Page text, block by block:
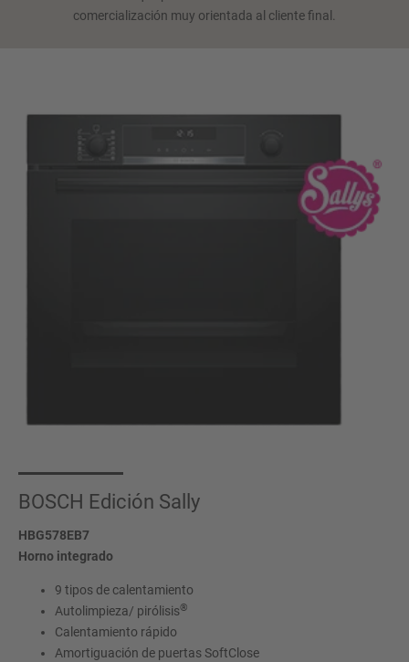
comercialización muy orientada al cliente final.
BOSCH Edición Sally
HBG578EB7
Horno integrado
9 tipos de calentamiento
Autolimpieza/ pirólisis®
Calentamiento rápido
Amortiguación de puertas SoftClose